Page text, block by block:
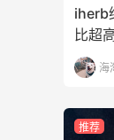
iherb
比超
海
推荐